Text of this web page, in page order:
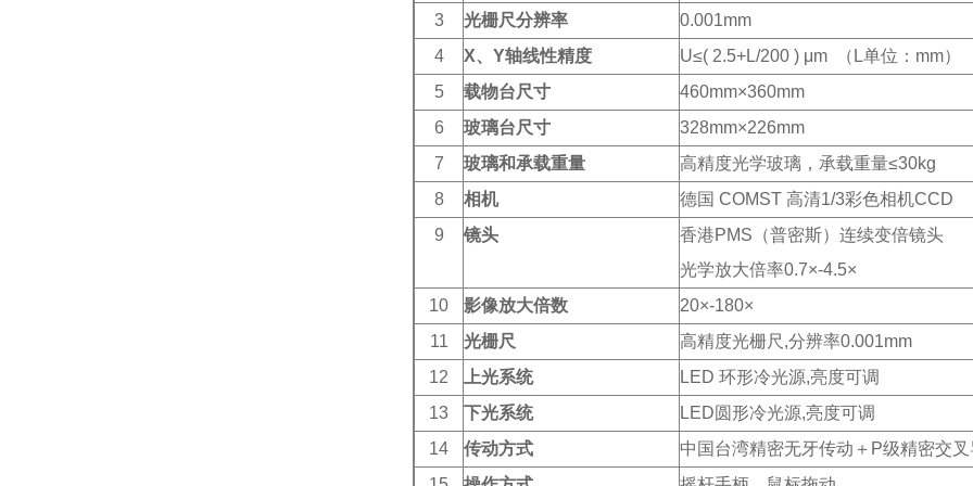
3 光栅尺分辨率
0.001mm
4
X、Y轴线性精度
U≤( 2.5+L/200 ) μm （L单位：mm）
5
载物台尺寸
460mm×360mm
6
玻璃台尺寸
328mm×226mm
7
玻璃和承载重量
高精度光学玻璃，承载重量≤30kg
8
相机
德国 COMST 高清1/3彩色相机CCD
9
镜头
香港PMS（普密斯）连续变倍镜头
光学放大倍率0.7×-4.5×
10
影像放大倍数
20×-180×
11
光栅尺
高精度光栅尺,分辨率0.001mm
12
上光系统
LED 环形冷光源,亮度可调
13
下光系统
LED圆形冷光源,亮度可调
14
传动方式
中国台湾精密无牙传动＋P级精密交